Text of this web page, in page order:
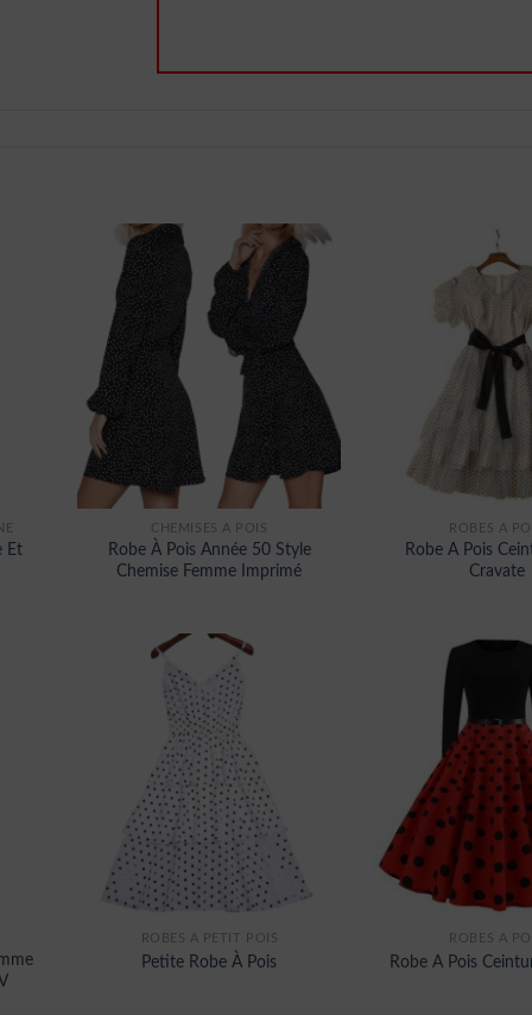
Et
CHEMISES À POIS
Robe À Pois Année 50 Style
Chemise Femme Imprimé
ROBES À
Robe A Pois
Cravate
ROBES À PETIT POIS
Petite Robe À Pois
ROBES À
Robe A Pois